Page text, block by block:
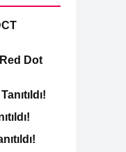
Dot